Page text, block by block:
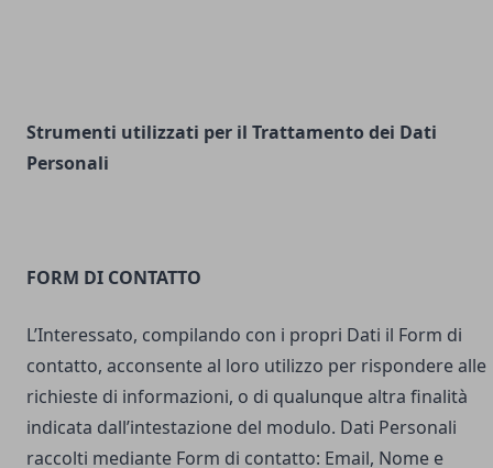
Strumenti utilizzati per il Trattamento dei Dati
Personali
FORM DI CONTATTO
L’Interessato, compilando con i propri Dati il Form di
contatto, acconsente al loro utilizzo per rispondere alle
richieste di informazioni, o di qualunque altra finalità
indicata dall’intestazione del modulo. Dati Personali
raccolti mediante Form di contatto: Email, Nome e